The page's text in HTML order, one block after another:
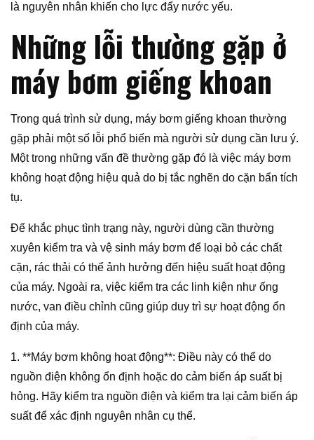
là nguyên nhân khiến cho lực đẩy nước yếu.
Những lỗi thường gặp ở
máy bơm giếng khoan
Trong quá trình sử dụng, máy bơm giếng khoan thường
gặp phải một số lỗi phổ biến mà người sử dụng cần lưu ý.
Một trong những vấn đề thường gặp đó là việc máy bơm
không hoạt động hiệu quả do bị tắc nghẽn do cặn bẩn tích
tụ.
Để khắc phục tình trạng này, người dùng cần thường
xuyên kiểm tra và vệ sinh máy bơm để loại bỏ các chất
cặn, rác thải có thể ảnh hưởng đến hiệu suất hoạt động
của máy. Ngoài ra, việc kiểm tra các linh kiện như ống
nước, van điều chỉnh cũng giúp duy trì sự hoạt động ổn
định của máy.
1. **Máy bơm không hoạt động**: Điều này có thể do
nguồn điện không ổn định hoặc do cảm biến áp suất bị
hỏng. Hãy kiểm tra nguồn điện và kiểm tra lại cảm biến áp
suất để xác định nguyên nhân cụ thể.